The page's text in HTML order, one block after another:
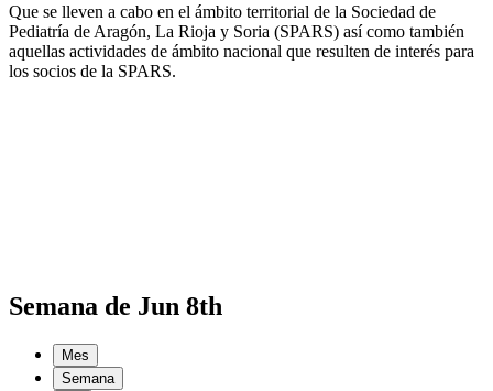
Que se lleven a cabo en el ámbito territorial de la Sociedad de
Pediatría de Aragón, La Rioja y Soria (SPARS) así como también
aquellas actividades de ámbito nacional que resulten de interés para
los socios de la SPARS.
Semana de Jun 8th
Mes
Semana